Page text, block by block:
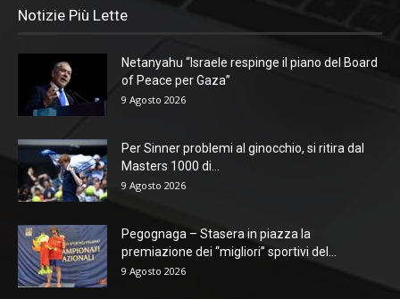
Notizie Più Lette
Netanyahu “Israele respinge il piano del Board
of Peace per Gaza”
9 Agosto 2026
Per Sinner problemi al ginocchio, si ritira dal
Masters 1000 di...
9 Agosto 2026
Pegognaga – Stasera in piazza la
premiazione dei “migliori” sportivi del...
9 Agosto 2026